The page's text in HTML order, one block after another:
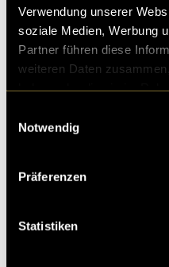
Verwendung unserer
soziale Medien, Werbung
Partner führen diese
weiteren Daten
Notwendig
Präferenzen
Statistiken